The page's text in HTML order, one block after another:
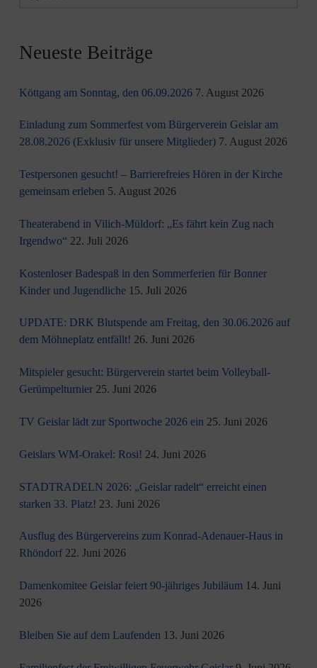
Neueste Beiträge
Köttgang am Sonntag, den 06.09.2026 7. August 2026
Einladung zum Sommerfest vom Bürgerverein Geislar am
28.08.2026 (Exklusiv für unsere Mitglieder) 7. August 2026
Testpersonen gesucht! – Barrierefreies Hören in der Kirche
gemeinsam erleben 5. August 2026
Theaterabend in Vilich-Müldorf: „Es fährt kein Zug nach
Irgendwo“ 22. Juli 2026
Kostenloser Badespaß in den Sommerferien für Bonner
Kinder und Jugendliche 15. Juli 2026
UPDATE: DRK Blutspende am Freitag, den 30.06.2026 auf
dem Möhneplatz entfällt! 26. Juni 2026
Mitspieler gesucht: Bürgerverein startet beim Volleyball-
Gerümpelturnier 25. Juni 2026
TV Geislar lädt zur Sportwoche 2026 ein 25. Juni 2026
Geislars WM-Orakel: Rosi! 24. Juni 2026
STADTRADELN 2026: „Geislar radelt“ erreicht einen
starken 33. Platz! 23. Juni 2026
Ausflug des Bürgervereins zum Konrad-Adenauer-Haus in
Rhöndorf 22. Juni 2026
Damenkomitee Geislar feiert 90-jähriges Jubiläum 14. Juni
2026
Bleiben Sie auf dem Laufenden 13. Juni 2026